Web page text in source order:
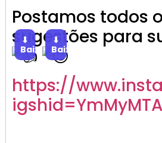
Postamos todos
sugestões para
⬇
Baixar
⬇
Baixar
https://